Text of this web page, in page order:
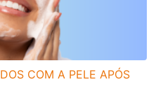
COM A PELE APÓS